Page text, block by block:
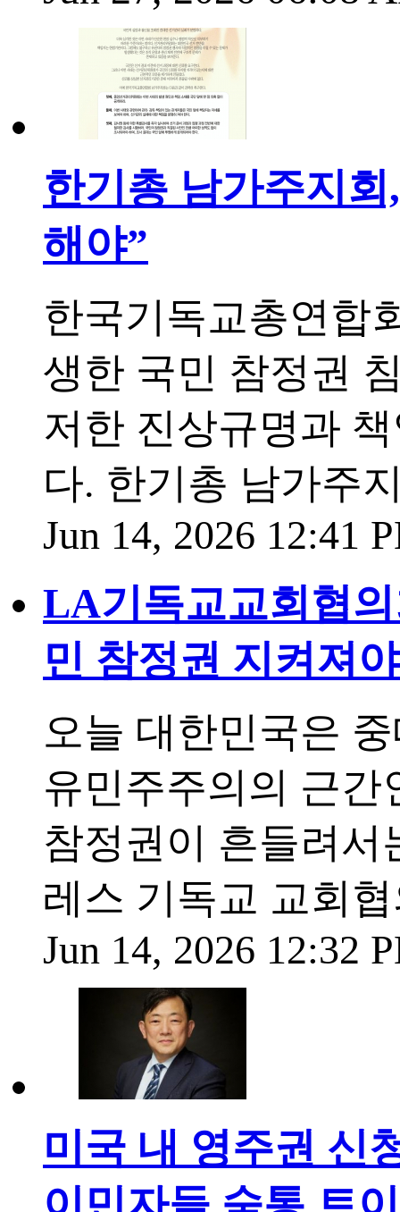
한기총 남가주지
해야”
한국기독교총연합
생한 국민 참정권
저한 진상규명과
다. 한기총 남가주
Jun 14, 2026 12:41
LA기독교교회협
민 참정권 지켜져
오늘 대한민국은
유민주주의의 근간
참정권이 흔들려서
레스 기독교 교회
Jun 14, 2026 12:32
미국 내 영주권 신